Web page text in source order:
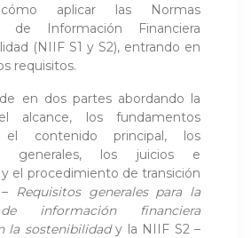
cómo aplicar las Normas
de Información Financiera
(NIIF S1 y S2), entrando en
requisitos.
en dos partes abordando la
alcance, los fundamentos
el contenido principal, los
generales, los juicios e
el procedimiento de transición
Requisitos generales para la
información financiera
la sostenibilidady la NIIF S2 –